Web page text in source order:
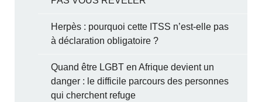
Herpès : pourquoi cette ITSS n’est-elle pas
à déclaration obligatoire ?
Quand être LGBT en Afrique devient un
danger : le difficile parcours des personnes
qui cherchent refuge